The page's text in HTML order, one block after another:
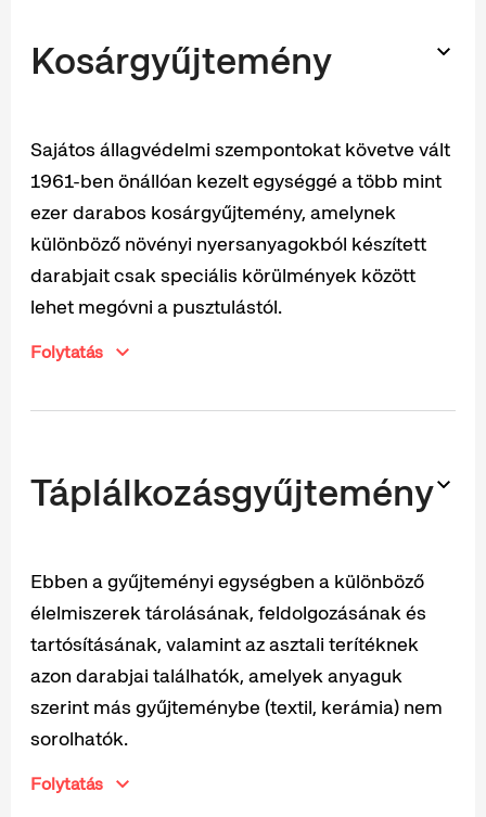
Kosárgyűjtemény
Sajátos állagvédelmi szempontokat követve vált
1961-ben önállóan kezelt egységgé a több mint
ezer darabos kosárgyűjtemény, amelynek
különböző növényi nyersanyagokból készített
darabjait csak speciális körülmények között
lehet megóvni a pusztulástól.
Folytatás
Táplálkozásgyűjtemény
Ebben a gyűjteményi egységben a különböző
élelmiszerek tárolásának, feldolgozásának és
tartósításának, valamint az asztali terítéknek
azon darabjai találhatók, amelyek anyaguk
szerint más gyűjteménybe (textil, kerámia) nem
sorolhatók.
Folytatás